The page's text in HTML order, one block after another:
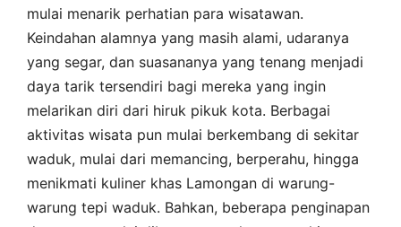
mulai menarik perhatian para wisatawan.
Keindahan alamnya yang masih alami, udaranya
yang segar, dan suasananya yang tenang menjadi
daya tarik tersendiri bagi mereka yang ingin
melarikan diri dari hiruk pikuk kota. Berbagai
aktivitas wisata pun mulai berkembang di sekitar
waduk, mulai dari memancing, berperahu, hingga
menikmati kuliner khas Lamongan di warung-
warung tepi waduk. Bahkan, beberapa penginapan